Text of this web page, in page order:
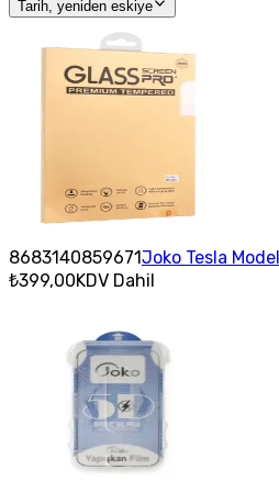
Tarih, yeniden eskiye
8683140859671Joko Tesla
₺399,00KDV Dahil